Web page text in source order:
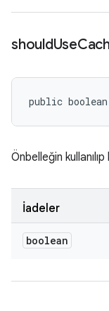
shouldUse
public boolean
Önbelleğin
İadeler
boolean